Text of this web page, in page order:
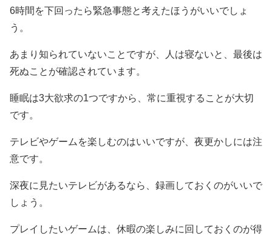
6時間を下回ったら緊急事態と考えたほうがいいでしょ
う。
あまり知られていないことですが、人は寝ないと、最後は
死ぬことが確認されています。
睡眠は3大欲求の1つですから、常に重視することが大切
です。
テレビやゲームを楽しむのはいいですが、夜更かしには注
意です。
深夜に見たいテレビがあるなら、録画しておくのがいいで
しょう。
プレイしたいゲームは、休暇の楽しみに回しておくのが得